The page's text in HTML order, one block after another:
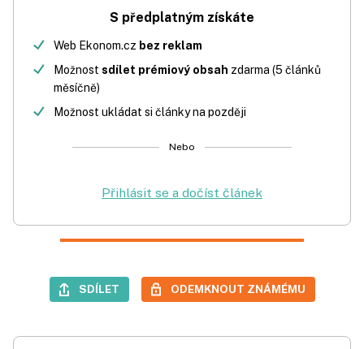
S předplatným získáte
Web Ekonom.cz bez reklam
Možnost sdílet prémiový obsah zdarma (5 článků
měsíčně)
Možnost ukládat si články na později
Nebo
Přihlásit se a dočíst článek
SDÍLET ODEMKNOUT ZNÁMÉMU